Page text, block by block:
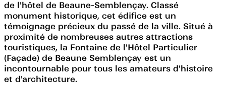
de l'hôtel de Beaune-Semblençay. Classé
monument historique, cet édifice est un
témoignage précieux du passé de la ville. Situé à
proximité de nombreuses autres attractions
touristiques, la Fontaine de l'Hôtel Particulier
(Façade) de Beaune Semblençay est un
incontournable pour tous les amateurs d'histoire
et d'architecture.